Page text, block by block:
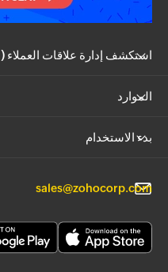
استكشف إدارة علاقات العملاء (CRM)
الموارد
بدء الاستخدام
sales@zohocorp.com